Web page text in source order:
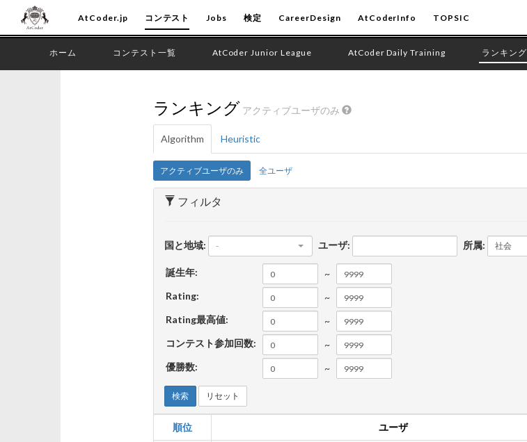
AtCoder.jp コンテスト Jobs 検定 CareerDesign AtCoderInfo TOPSIC
ホーム コンテスト一覧 AtCoder Junior League AtCoder Daily Training ランキング
ランキング アクティブユーザのみ
Algorithm Heuristic
アクティブユーザのみ 全ユーザ
フィルタ
国と地域: - ユーザ: 所属:
誕生年:
~
Rating:
~
Rating最高値:
~
コンテスト参加回数:
~
優勝数:
~
検索 リセット
順位 ユーザ